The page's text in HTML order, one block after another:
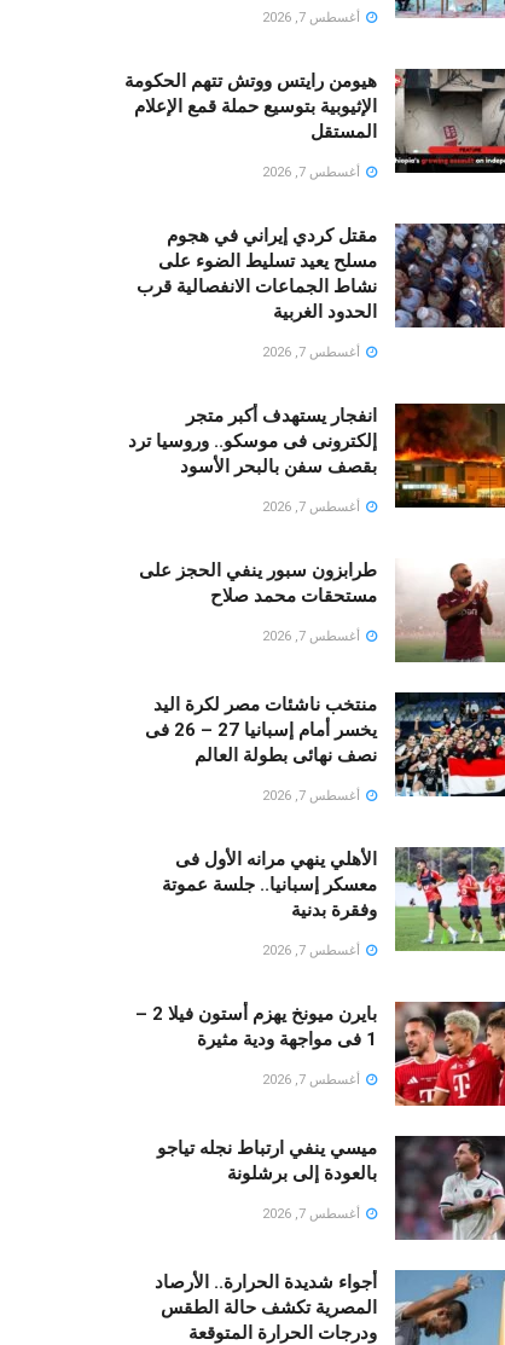
أغسطس 7, 2026
هيومن رايتس ووتش تتهم الحكومة
الإثيوبية بتوسيع حملة قمع الإعلام
المستقل
أغسطس 7, 2026
مقتل كردي إيراني في هجوم
مسلح يعيد تسليط الضوء على
نشاط الجماعات الانفصالية قرب
الحدود الغربية
أغسطس 7, 2026
انفجار يستهدف أكبر متجر
إلكترونى فى موسكو.. وروسيا ترد
بقصف سفن بالبحر الأسود
أغسطس 7, 2026
طرابزون سبور ينفي الحجز على
مستحقات محمد صلاح
أغسطس 7, 2026
منتخب ناشئات مصر لكرة اليد
يخسر أمام إسبانيا 27 – 26 فى
نصف نهائى بطولة العالم
أغسطس 7, 2026
الأهلي ينهي مرانه الأول فى
معسكر إسبانيا.. جلسة عموتة
وفقرة بدنية
أغسطس 7, 2026
بايرن ميونخ يهزم أستون فيلا 2 –
1 فى مواجهة ودية مثيرة
أغسطس 7, 2026
ميسي ينفي ارتباط نجله تياجو
بالعودة إلى برشلونة
أغسطس 7, 2026
أجواء شديدة الحرارة.. الأرصاد
المصرية تكشف حالة الطقس
ودرجات الحرارة المتوقعة